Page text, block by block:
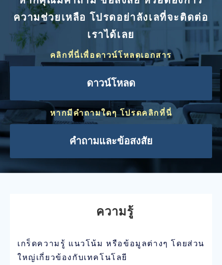
ความช่วยเหลือ โปรดอย่าลังเลที่จะติดต่อ
เราได้เลย
คลิกที่นี่เพื่อดาวน์โหลดเอกสาร
ดาวน์โหลด
หากมีคำถามใดๆ โปรดคลิกที่นี่
คำถามและข้อสงสัย
ความรู้
เกร็ดความรู้ แนวโน้ม หรือข้อมูลต่างๆ โดยส่วน
ใหญ่เกี่ยวข้องกับเทคโนโลยี